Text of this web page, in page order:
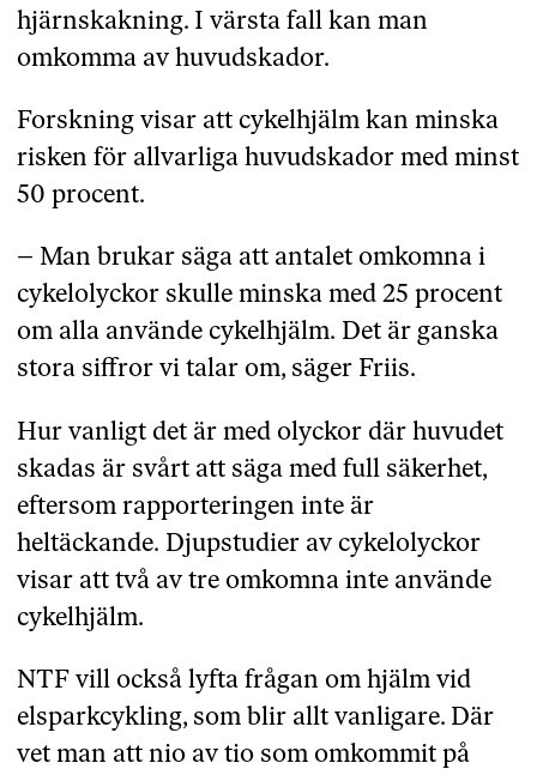
hjärnskakning. I värsta fall kan man
omkomma av huvudskador.
Forskning visar att cykelhjälm kan minska
risken för allvarliga huvudskador med minst
50 procent.
– Man brukar säga att antalet omkomna i
cykelolyckor skulle minska med 25 procent
om alla använde cykelhjälm. Det är ganska
stora siffror vi talar om, säger Friis.
Hur vanligt det är med olyckor där huvudet
skadas är svårt att säga med full säkerhet,
eftersom rapporteringen inte är
heltäckande. Djupstudier av cykelolyckor
visar att två av tre omkomna inte använde
cykelhjälm.
NTF vill också lyfta frågan om hjälm vid
elsparkcykling, som blir allt vanligare. Där
vet man att nio av tio som omkommit på